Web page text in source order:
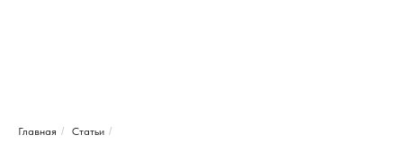
Главная / Статьи /